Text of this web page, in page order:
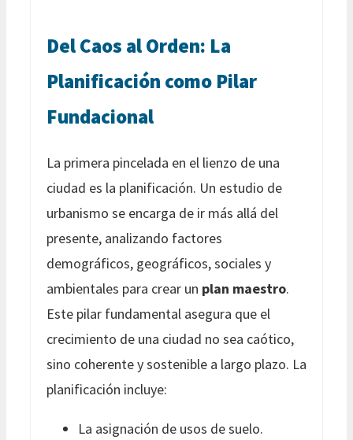
Del Caos al Orden: La
Planificación como Pilar
Fundacional
La primera pincelada en el lienzo de una
ciudad es la planificación. Un estudio de
urbanismo se encarga de ir más allá del
presente, analizando factores
demográficos, geográficos, sociales y
ambientales para crear un plan maestro.
Este pilar fundamental asegura que el
crecimiento de una ciudad no sea caótico,
sino coherente y sostenible a largo plazo. La
planificación incluye:
La asignación de usos de suelo.